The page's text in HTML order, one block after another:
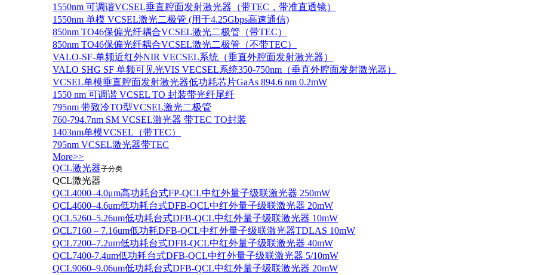
1550nm 可调谐VCSEL垂直腔面发射激光器（带TEC，带准直透镜）
1550nm 单模 VCSEL激光二极管 (用于4.25Gbps高速通信)
850nm TO46保偏光纤耦合VCSEL激光二极管（带TEC）
850nm TO46保偏光纤耦合VCSEL激光二极管（不带TEC）
VALO-SF-单频近红外NIR VECSEL系统（垂直外腔面发射激光器）
VALO SHG SF 单频可见光VIS VECSEL系统350-750nm（垂直外腔面发射激光器）
VCSEL单模垂直腔面发射激光器低功耗芯片GaAs 894.6 nm 0.2mW
1550 nm 可调谐 VCSEL TO 封装带光纤尾纤
795nm 带致冷TO型VCSEL激光二极管
760-794.7nm SM VCSEL激光器 带TEC TO封装
1403nm单模VCSEL（带TEC）
795nm VCSEL激光器带TEC
More>>
QCL激光器子分类
QCL激光器
QCL4000–4.0μm高功耗台式FP-QCL中红外量子级联激光器 250mW
QCL4600–4.6um低功耗台式DFB-QCL中红外量子级联激光器 20mW
QCL5260–5.26um低功耗台式DFB-QCL中红外量子级联激光器 10mW
QCL7160 – 7.16um低功耗DFB-QCL中红外量子级联激光器TDLAS 10mW
QCL7200–7.2um低功耗台式DFB-QCL中红外量子级联激光器 40mW
QCL7400-7.4um低功耗台式DFB-QCL中红外量子级联激光器 5/10mW
QCL9060–9.06um低功耗台式DFB-QCL中红外量子级联激光器 20mW